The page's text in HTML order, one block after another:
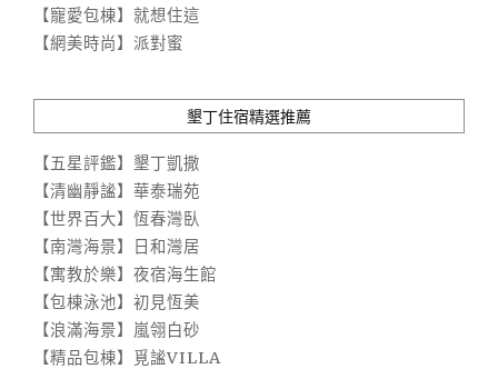
【寵愛包棟】就想住這
【網美時尚】派對蜜
墾丁住宿精選推薦
【五星評鑑】墾丁凱撒
【清幽靜謐】華泰瑞苑
【世界百大】恆春灣臥
【南灣海景】日和灣居
【寓教於樂】夜宿海生館
【包棟泳池】初見恆美
【浪滿海景】嵐翎白砂
【精品包棟】覓謐VILLA